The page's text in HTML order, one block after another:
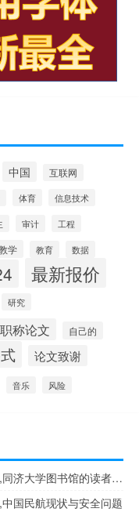
中国
互联网
体育 信息技术
审计 工程
学 教育 数据
最新报价
研究
职称论文 自己的
论文致谢
音乐 风险
高校图书馆开放过程中读者服务的创新,同济大学图书馆的读者服务
国民航现状与安全问题